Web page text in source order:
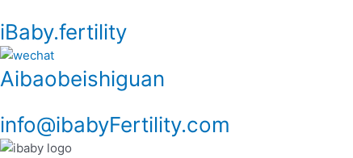
iBaby.fertility
Aibaobeishiguan
info@ibabyFertility.com